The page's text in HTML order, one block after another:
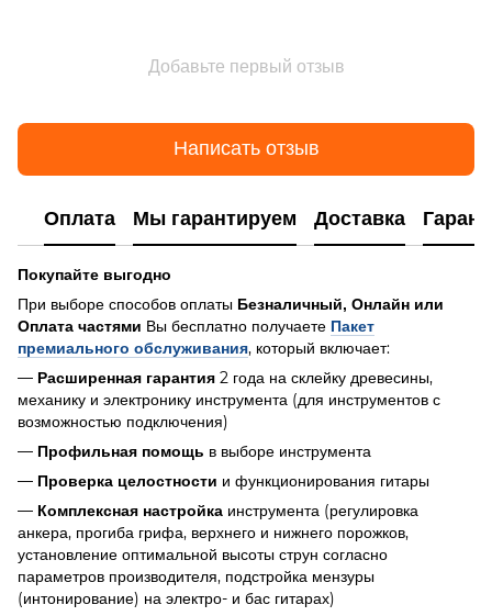
Добавьте первый отзыв
Написать отзыв
Оплата Мы гарантируем Доставка
Покупайте выгодно
При выборе способов оплаты Безналичный, Онлайн или
Оплата частями Вы бесплатно получаете Пакет
премиального обслуживания, который включает:
— Расширенная гарантия 2 года на склейку древесины,
механику и электронику инструмента (для инструментов с
возможностью подключения)
— Профильная помощь в выборе инструмента
— Проверка целостности и функционирования гитары
— Комплексная настройка инструмента (регулировка
анкера, прогиба грифа, верхнего и нижнего порожков,
установление оптимальной высоты струн согласно
параметров производителя, подстройка мензуры
(интонирование) на электро- и бас гитарах)